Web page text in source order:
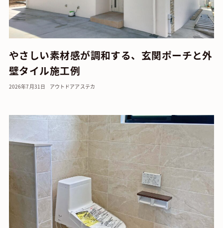
やさしい素材感が調和する、玄関ポーチと外
壁タイル施工例
2026年7月31日 アウトドアアステカ